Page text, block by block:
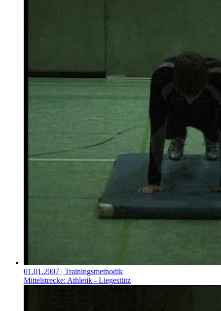
01.01.2007 | Trainingsmethodik
Mittelstrecke: Athletik - Liegestütz